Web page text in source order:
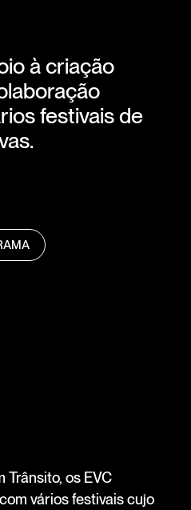
à criação
festivais de
Trânsito, os EVC
vários festivais cujo